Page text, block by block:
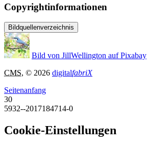
Copyrightinformationen
Bildquellenverzeichnis
Bild von JillWellington auf Pixabay
CMS, © 2026 digitalfabriX
Seitenanfang
30
5932--2017184714-0
Cookie-Einstellungen